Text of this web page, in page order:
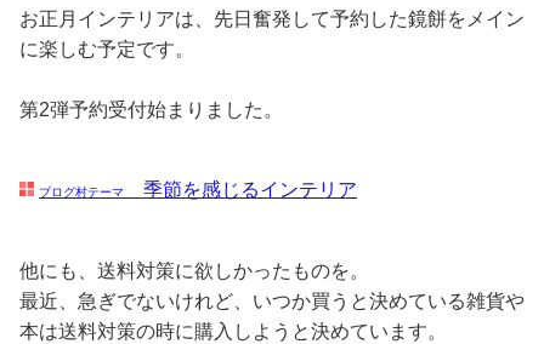
お正月インテリアは、先日奮発して予約した鏡餅をメイン
に楽しむ予定です。
第2弾予約受付始まりました。
ブログ村テーマ 季節を感じるインテリア
他にも、送料対策に欲しかったものを。
最近、急ぎでないけれど、いつか買うと決めている雑貨や
本は送料対策の時に購入しようと決めています。